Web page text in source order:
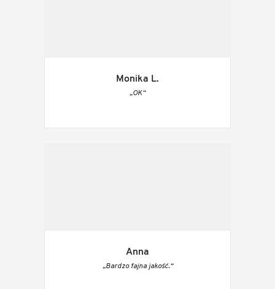
Monika L.
„OK“
Anna
„Bardzo fajna jakość.“